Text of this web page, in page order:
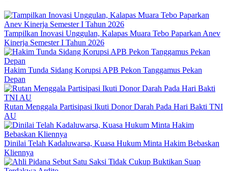
Tampilkan Inovasi Unggulan, Kalapas Muara Tebo Paparkan Anev
Kinerja Semester I Tahun 2026
Hakim Tunda Sidang Korupsi APB Pekon Tanggamus Pekan
Depan
Rutan Menggala Partisipasi Ikuti Donor Darah Pada Hari Bakti TNI
AU
Dinilai Telah Kadaluwarsa, Kuasa Hukum Minta Hakim Bebaskan
Kliennya